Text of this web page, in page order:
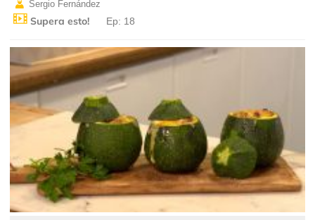
Sergio Fernández
Supera esto! Ep: 18